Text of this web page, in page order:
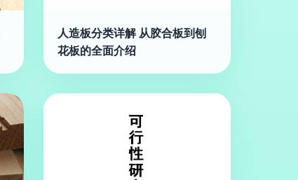
人造板分类详解 从胶合板到刨
花板的全面介绍